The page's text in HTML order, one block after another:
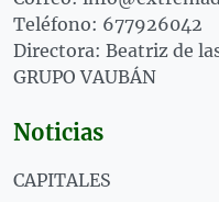
Teléfono: 677926042
Directora: Beatriz de
GRUPO VAUBÁN
Noticias
CAPITALES